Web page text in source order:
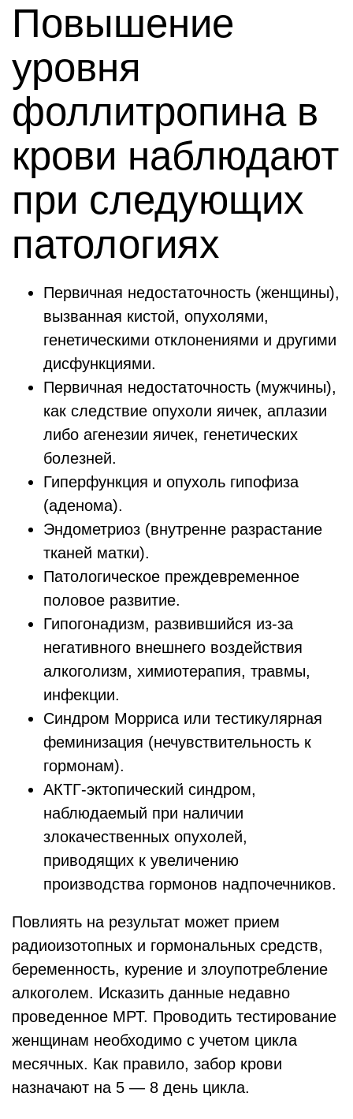
Повышение
уровня
фоллитропина в
крови наблюдают
при следующих
патологиях
Первичная недостаточность (женщины),
вызванная кистой, опухолями,
генетическими отклонениями и другими
дисфункциями.
Первичная недостаточность (мужчины),
как следствие опухоли яичек, аплазии
либо агенезии яичек, генетических
болезней.
Гиперфункция и опухоль гипофиза
(аденома).
Эндометриоз (внутренне разрастание
тканей матки).
Патологическое преждевременное
половое развитие.
Гипогонадизм, развившийся из-за
негативного внешнего воздействия
алкоголизм, химиотерапия, травмы,
инфекции.
Синдром Морриса или тестикулярная
феминизация (нечувствительность к
гормонам).
АКТГ-эктопический синдром,
наблюдаемый при наличии
злокачественных опухолей,
приводящих к увеличению
производства гормонов надпочечников.
Повлиять на результат может прием
радиоизотопных и гормональных средств,
беременность, курение и злоупотребление
алкоголем. Исказить данные недавно
проведенное МРТ. Проводить тестирование
женщинам необходимо с учетом цикла
месячных. Как правило, забор крови
назначают на 5 — 8 день цикла.